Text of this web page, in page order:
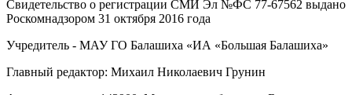
Свидетельство о регистрации СМИ Эл №ФС ‎77-67562 выдано
Роскомнадзором 31 октября 2016 года
Учредитель - МАУ ГО Балашиха «ИА «Большая Балашиха»
Главный редактор: Михаил Николаевич Грунин